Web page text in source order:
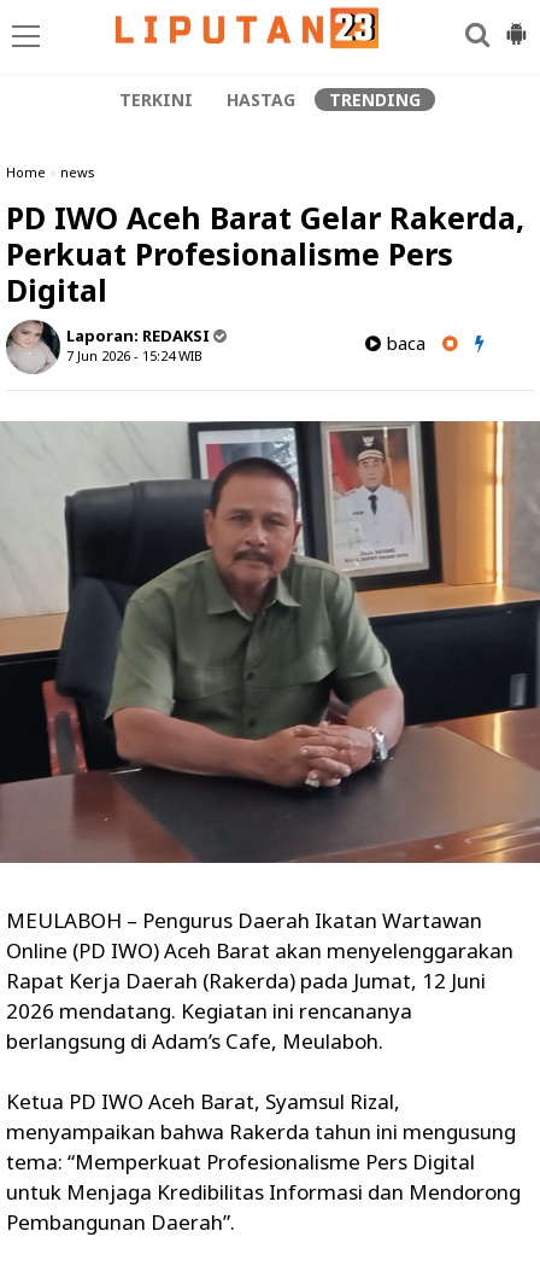
TERKINI HASTAG TRENDING
Home » news
PD IWO Aceh Barat Gelar Rakerda,
Perkuat Profesionalisme Pers
Digital
Laporan: REDAKSI
7 Jun 2026 - 15:24WIB
baca
MEULABOH – Pengurus Daerah Ikatan Wartawan
Online (PD IWO) Aceh Barat akan menyelenggarakan
Rapat Kerja Daerah (Rakerda) pada Jumat, 12 Juni
2026 mendatang. Kegiatan ini rencananya
berlangsung di Adam’s Cafe, Meulaboh.
Ketua PD IWO Aceh Barat, Syamsul Rizal,
menyampaikan bahwa Rakerda tahun ini mengusung
tema: “Memperkuat Profesionalisme Pers Digital
untuk Menjaga Kredibilitas Informasi dan Mendorong
Pembangunan Daerah”.